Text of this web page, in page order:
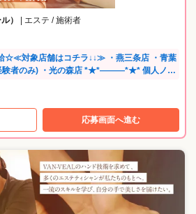
） | エステ / 施術者
☆≪対象店舗はコチラ↓↓≫ ・燕三条店 ・青葉
光の森店 *★*―――*★* 個人ノル
とができます。 ◎個人成績の歩合給はあり
、店全体での評価を原則としています。 ◎各
強会が充実しています。 ◎働きながら資格取
、出産・育児を経験したスタッフが多数在
間の平均93％！ 自然に戻って来られる環境
本になるスタッ
まざまですが、ひとり一人に合った研修内容
応募画面へ進む